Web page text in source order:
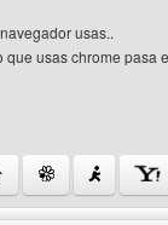
usas..
que usas chrome pasa
sitio web del